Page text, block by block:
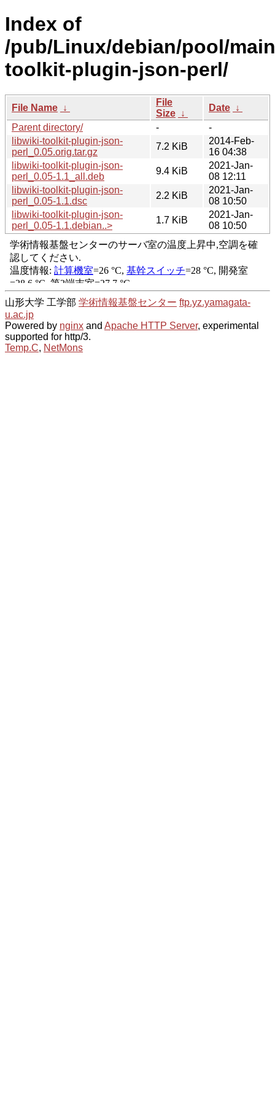
Index of
/pub/Linux/debian/pool/
toolkit-plugin-json-perl/
File Name ↓
File
Size ↓
Date ↓
Parent directory/
-
-
libwiki-toolkit-plugin-json-
perl_0.05.orig.tar.gz
7.2 KiB
2014-Feb-
16 04:38
libwiki-toolkit-plugin-json-
perl_0.05-1.1_all.deb
9.4 KiB
2021-Jan-
08 12:11
libwiki-toolkit-plugin-json-
perl_0.05-1.1.dsc
2.2 KiB
2021-Jan-
08 10:50
libwiki-toolkit-plugin-json-
perl_0.05-1.1.debian..>
1.7 KiB
2021-Jan-
08 10:50
山形大学 工学部 学術情報基盤センター ftp.yz.yamagata-
u.ac.jp
Powered by nginx and Apache HTTP Server, experimental
supported for http/3.
Temp.C, NetMons